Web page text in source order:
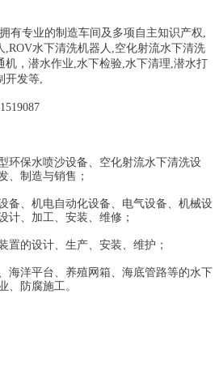
有专业的制造车间及多项自主知识产权,
,ROV水下清洗机器人,空化射流水下清洗
机 ， 潜水作业,水下检验,水下清理,潜水打
开发等,
环保水喷沙设备、空化射流水下清洗设
、制造与销售；
备、机电自动化设备、电气设备、机械设
计、加工、安装、维修；
置的设计、生产、安装、维护；
海洋平台、养殖网箱、海底管路等的水下
、防腐施工。